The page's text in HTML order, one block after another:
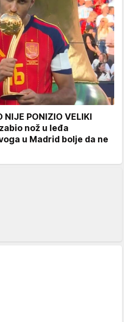
NIJE PONIZIO VELIKI
nož u leđa
u Madrid bolje da ne